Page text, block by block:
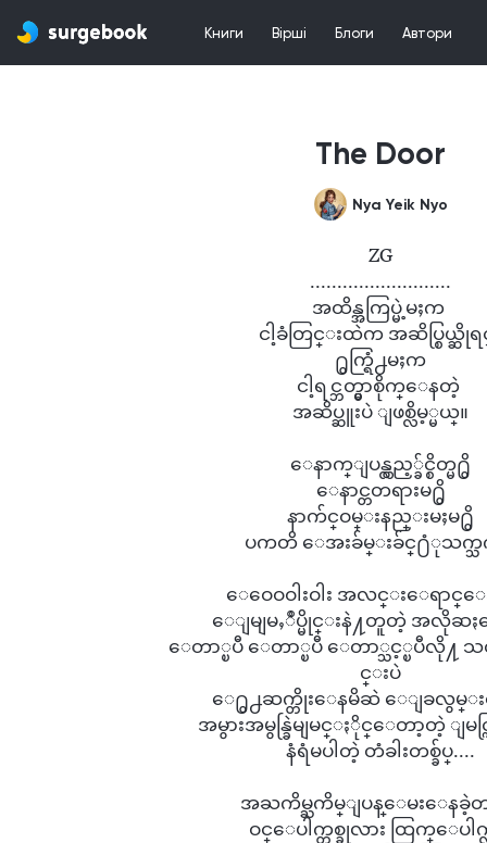
Книги Вірші Блоги Автори
The Door
Nya Yeik Nyo
ZG
..........................
အထိန္အကြပ္မဲ့မႈက
ငါ့ခံတြင္းထဲက အဆိပ္စြယ္ဆိုရ
႐ွက္ရြံ႕မႈက
ငါ့ရင္ဘတ္မွာစိုက္ေနတဲ့
အဆိပ္ဆူးပဲ ျဖစ္လိမ့္မယ္။
ေနာက္ျပန္လွည့္ခ်င္စိတ္မ႐ွိ
ေနာင္တတရားမ႐ွိ
နာက်င္ဝမ္းနည္းမႈမ႐ွိ
ပကတိ ေအးခ်မ္းခ်င္႐ံုသက္သက္
ေဝေဝဝါးဝါး အလင္းေရာင္
ေျမျမႇဳပ္မိုင္းနဲ႔တူတဲ့ အလိုဆႏၵ
ေတာ္ၿပီ ေတာ္ၿပီ ေတာ္သင့္ၿပီလို႔
င္းပဲ
ေ႐ွ႕ဆက္တိုးေနမိဆဲ ေျခလွမ္း
အမွားအမွန္ခြဲမျမင္ႏိုင္ေတာ့တဲ့ ျမင္
နံရံမပါတဲ့ တံခါးတစ္ခ်ပ္....
အႀကိမ္ႀကိမ္ျပန္ေမးေနခဲ့
ဝင္ေပါက္တစ္ခုလား ထြက္ေပါက္